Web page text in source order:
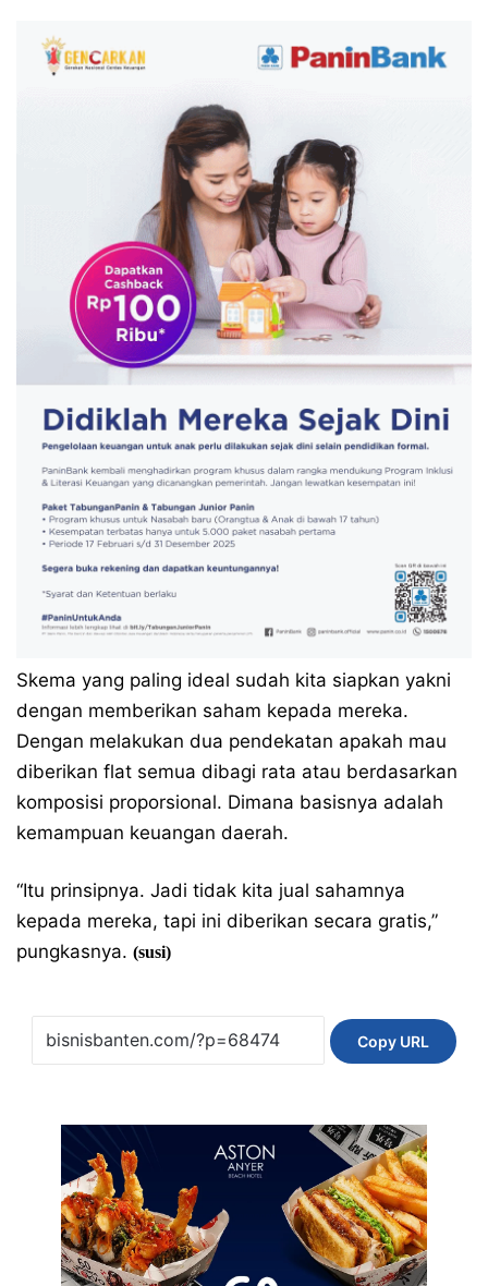
Skema yang paling ideal sudah kita siapkan yakni
dengan memberikan saham kepada mereka.
Dengan melakukan dua pendekatan apakah mau
diberikan flat semua dibagi rata atau berdasarkan
komposisi proporsional. Dimana basisnya adalah
kemampuan keuangan daerah.
“Itu prinsipnya. Jadi tidak kita jual sahamnya
kepada mereka, tapi ini diberikan secara gratis,”
pungkasnya. (susi)
Copy URL